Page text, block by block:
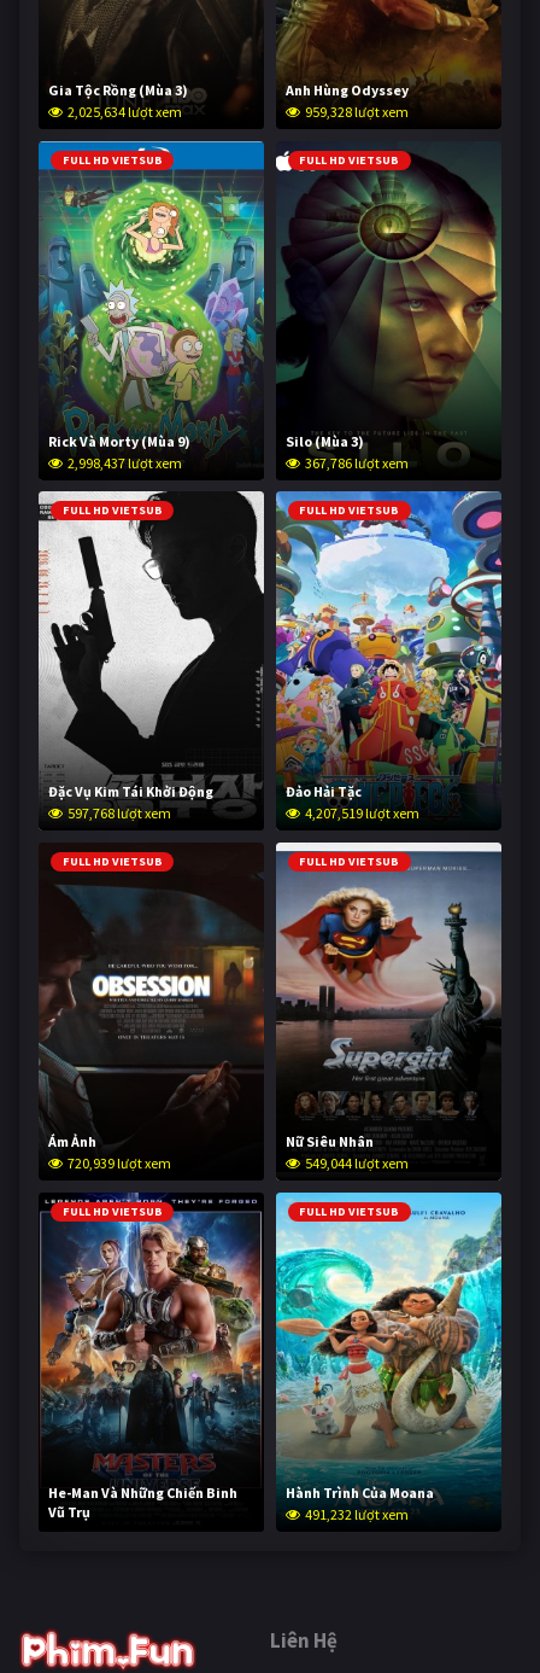
Gia Tộc Rồng (Mùa 3)
2,025,634 lượt xem
Anh Hùng Odyssey
959,328 lượt xem
FULL HD VIETSUB
Rick Và Morty (Mùa 9)
2,998,437 lượt xem
FULL HD VIETSUB
Silo (Mùa 3)
367,786 lượt xem
FULL HD VIETSUB
Đặc Vụ Kim Tái Khởi Động
597,768 lượt xem
FULL HD VIETSUB
Đảo Hải Tặc
4,207,519 lượt xem
FULL HD VIETSUB
Ám Ảnh
720,939 lượt xem
FULL HD VIETSUB
Nữ Siêu Nhân
549,044 lượt xem
FULL HD VIETSUB
He-Man Và Những Chiến Binh
Vũ Trụ
240,077 lượt xem
FULL HD VIETSUB
Hành Trình Của Moana
491,232 lượt xem
Liên Hệ